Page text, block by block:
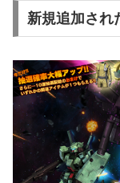
新規追加され